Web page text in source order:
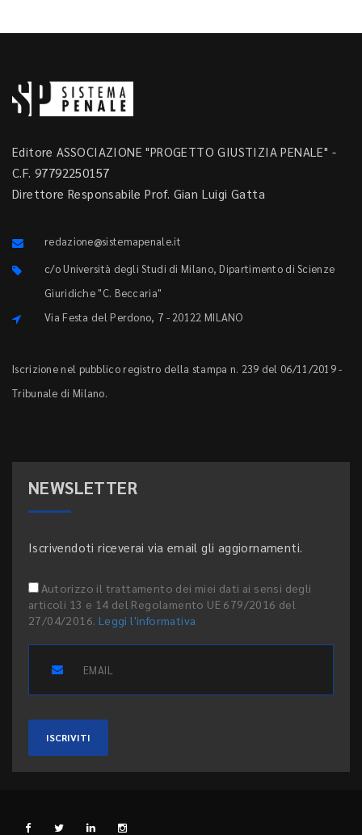
Editore ASSOCIAZIONE "PROGETTO GIUSTIZIA PENALE" -
C.F. 97792250157
Direttore Responsabile Prof. Gian Luigi Gatta
redazione@sistemapenale.it
c/o Università degli Studi di Milano, Dipartimento di Scienze
Giuridiche "C. Beccaria"
Via Festa del Perdono, 7 - 20122 MILANO
Iscrizione nel pubblico registro della stampa n. 239 del 06/11/2019 -
Tribunale di Milano.
NEWSLETTER
Iscrivendoti riceverai via email gli aggiornamenti.
Autorizzo il trattamento dei miei dati ai sensi degli
articoli 13 e 14 del Regolamento UE 679/2016 del
27/04/2016. Leggi l'informativa
ISCRIVITI